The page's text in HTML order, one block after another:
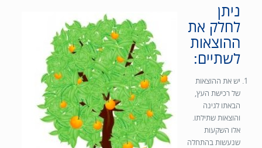
ניתן
לחלק את
ההוצאות
לשתיים:
יש את ההוצאות
של רכישת העץ,
הבאתו לגינה
והוצאות שתילתו.
אלו השקעות
שנעשות בהתחלה